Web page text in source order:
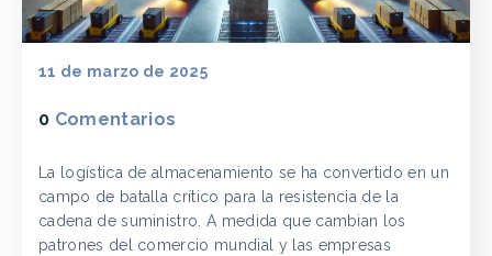
11 de marzo de 2025
0 Comentarios
La logística de almacenamiento se ha convertido en un
campo de batalla crítico para la resistencia de la
cadena de suministro. A medida que cambian los
patrones del comercio mundial y las empresas